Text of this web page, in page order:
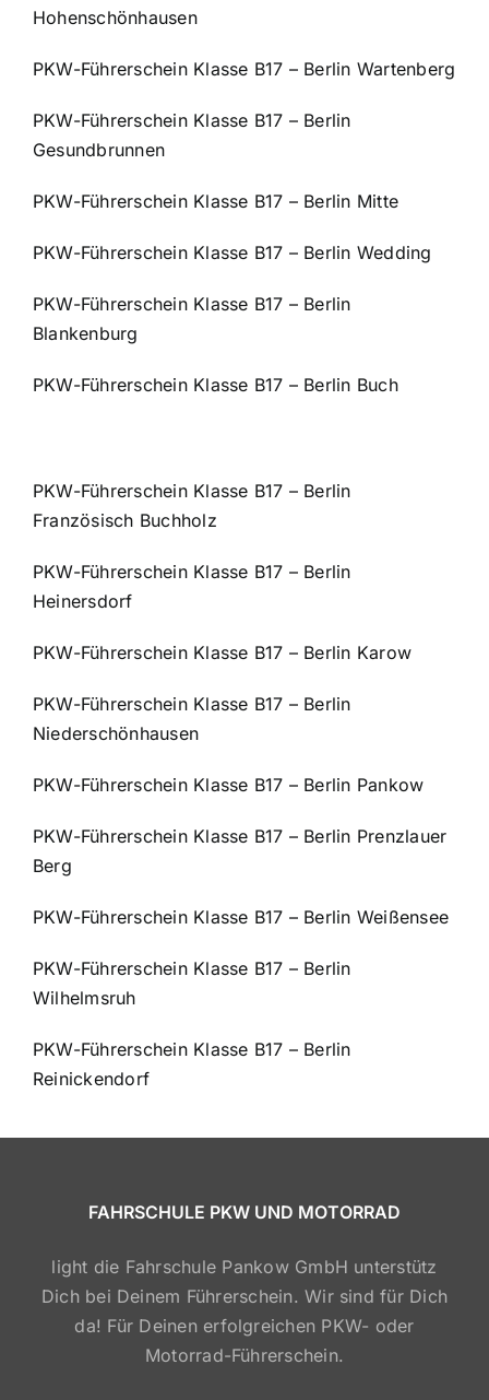
Hohenschönhausen
PKW-Führerschein Klasse B17 – Berlin Wartenberg
PKW-Führerschein Klasse B17 – Berlin
Gesundbrunnen
PKW-Führerschein Klasse B17 – Berlin Mitte
PKW-Führerschein Klasse B17 – Berlin Wedding
PKW-Führerschein Klasse B17 – Berlin
Blankenburg
PKW-Führerschein Klasse B17 – Berlin Buch
PKW-Führerschein Klasse B17 – Berlin
Französisch Buchholz
PKW-Führerschein Klasse B17 – Berlin
Heinersdorf
PKW-Führerschein Klasse B17 – Berlin Karow
PKW-Führerschein Klasse B17 – Berlin
Niederschönhausen
PKW-Führerschein Klasse B17 – Berlin Pankow
PKW-Führerschein Klasse B17 – Berlin Prenzlauer
Berg
PKW-Führerschein Klasse B17 – Berlin Weißensee
PKW-Führerschein Klasse B17 – Berlin
Wilhelmsruh
PKW-Führerschein Klasse B17 – Berlin
Reinickendorf
FAHRSCHULE PKW UND MOTORRAD
light die Fahrschule Pankow GmbH unterstütz
Dich bei Deinem Führerschein. Wir sind für Dich
da! Für Deinen erfolgreichen PKW- oder
Motorrad-Führerschein.